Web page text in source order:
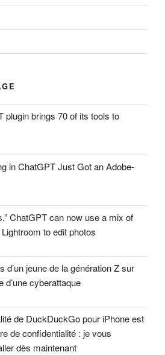
plugin brings 70 of its tools to
in ChatGPT Just Got an Adobe-
ChatGPT can now use a mix of
to edit photos
d’un jeune de la génération Z sur
d’une cyberattaque
de DuckDuckGo pour iPhone est
de confidentialité : je vous
dès maintenant